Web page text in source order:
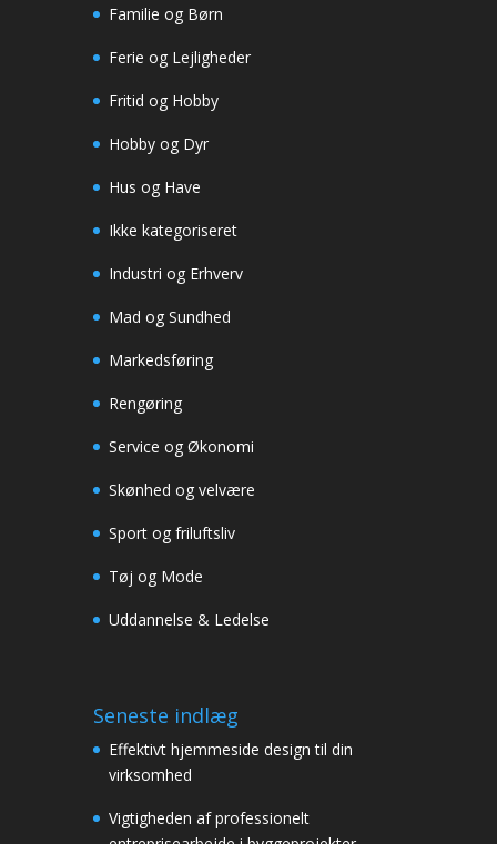
Familie og Børn
Ferie og Lejligheder
Fritid og Hobby
Hobby og Dyr
Hus og Have
Ikke kategoriseret
Industri og Erhverv
Mad og Sundhed
Markedsføring
Rengøring
Service og Økonomi
Skønhed og velvære
Sport og friluftsliv
Tøj og Mode
Uddannelse & Ledelse
Seneste indlæg
Effektivt hjemmeside design til din
virksomhed
Vigtigheden af professionelt